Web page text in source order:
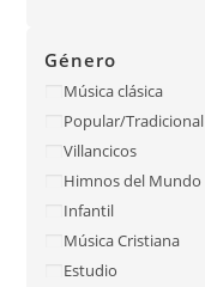
Género
Música clásica
Popular/Tradicional
Villancicos
Himnos del Mundo
Infantil
Música Cristiana
Estudio